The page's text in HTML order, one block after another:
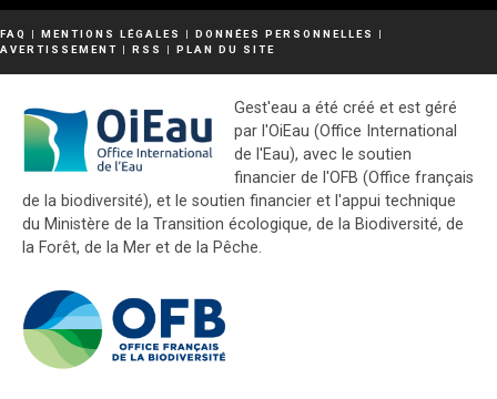
FAQ | MENTIONS LÉGALES | DONNÉES PERSONNELLES
|
AVERTISSEMENT | RSS | PLAN DU SITE
Gest'eau a été créé et est géré
par l'OiEau (Office International
de l'Eau), avec le soutien
financier de l'OFB (Office français
de la biodiversité), et le soutien financier et l'appui technique
du Ministère de la Transition écologique, de la Biodiversité, de
la Forêt, de la Mer et de la Pêche.